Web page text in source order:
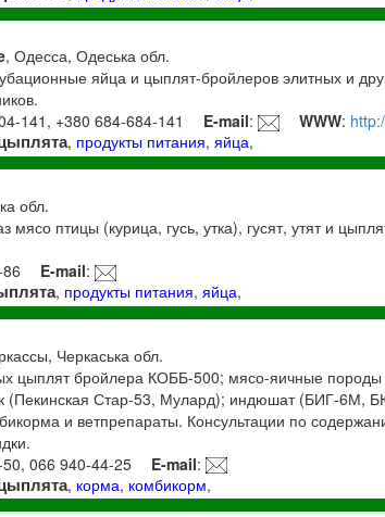
, Одесса, Одеська обл.
яйца и цыплят-бройлеров элитных и
141, +380 684-684-141 E-mail: WWW:
, продукты питания,яйца,
обл.
мясо птицы (курица, гусь, утка), гусят, утят и
E-mail:
, продукты питания,яйца,
Черкаська обл.
цыплят бройлера КОББ-500; мясо-яичные
(Пекинская Стар-53, Мулард); индюшат (БИГ-6М,
и ветпрепараты. Консультации по
066 940-44-25 E-mail:
, корма, комбикорм,